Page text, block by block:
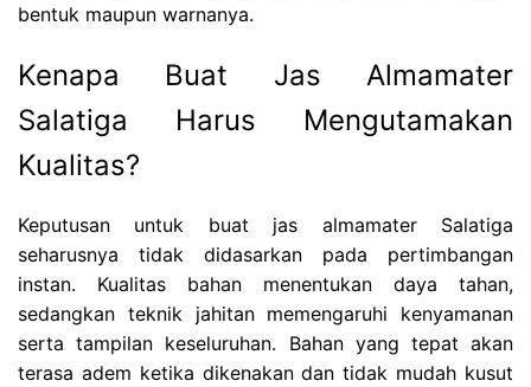
bentuk maupun warnanya.
Kenapa Buat Jas Almamater
Salatiga Harus Mengutamakan
Kualitas?
Keputusan untuk buat jas almamater Salatiga
seharusnya tidak didasarkan pada pertimbangan
instan. Kualitas bahan menentukan daya tahan,
sedangkan teknik jahitan memengaruhi kenyamanan
serta tampilan keseluruhan. Bahan yang tepat akan
terasa adem ketika dikenakan dan tidak mudah kusut